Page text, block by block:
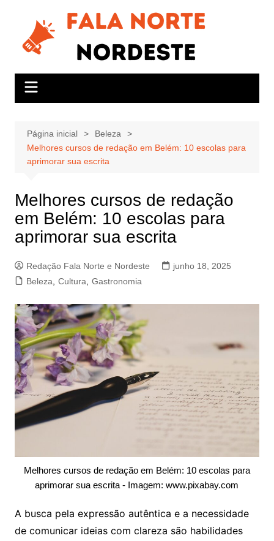
conteúdo
Página inicial
Beleza
Melhores cursos de redação em Belém: 10 escolas para
aprimorar sua escrita
Melhores cursos de redação
em Belém: 10 escolas para
aprimorar sua escrita
Redação Fala Norte e Nordeste
junho 18, 2025
Beleza
Cultura Gastronomia
Melhores cursos de redação em Belém: 10 escolas para
aprimorar sua escrita - Imagem: www.pixabay.com
A busca pela expressão autêntica e a necessidade
de comunicar ideias com clareza são habilidades